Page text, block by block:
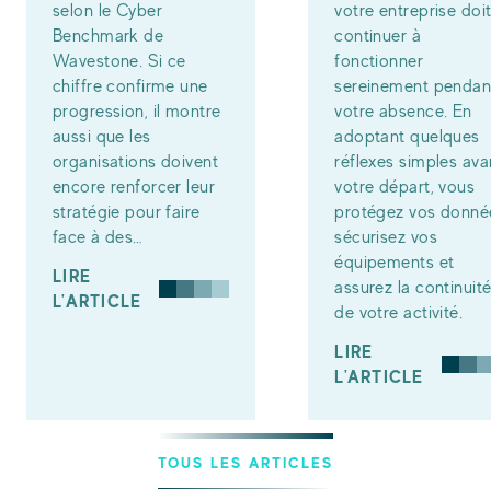
selon le Cyber
Benchmark de
Wavestone. Si ce
chiffre confirme une
progression, il montre
aussi que les
organisations doivent
encore renforcer leur
stratégie pour faire
face à des…
LIRE
L'ARTICLE
votre entreprise doit
continuer à
fonctionner
sereinement
votre absence. En
adoptant quelques
réflexes simples
votre départ, vous
protégez vos
sécurisez vos
équipements et
assurez la continuité
de votre activité.
LIRE
L'ARTICLE
TOUS LES ARTICLES